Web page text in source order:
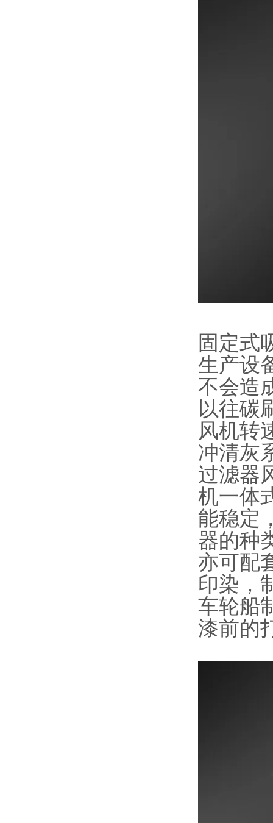
固定式
生产设
不会造
以往碳
风机转
冲清灰
过滤器
机一体
能稳定
器的种
亦可配
印染，
车轮船
漆前的